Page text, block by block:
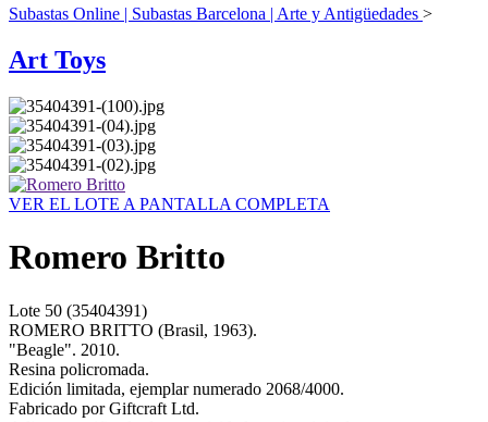
Subastas Online | Subastas Barcelona | Arte y Antigüedades >
Art Toys
VER EL LOTE A PANTALLA COMPLETA
Romero Britto
Lote 50 (35404391)
ROMERO BRITTO (Brasil, 1963).
"Beagle". 2010.
Resina policromada.
Edición limitada, ejemplar numerado 2068/4000.
Fabricado por Giftcraft Ltd.